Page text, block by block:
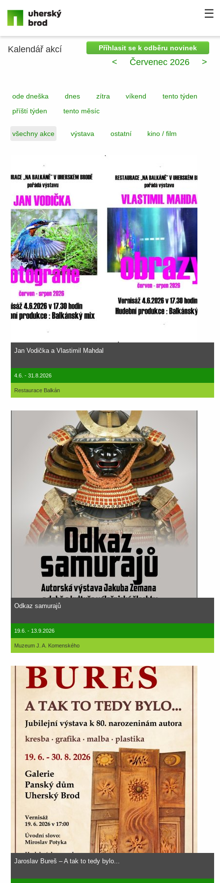
☰
Kalendář akcí Příhlasit se k odběru novinek
< Červenec 2026 >
ode dneška dnes zítra víkend
tento týden
příští týden
tento měsíc
všechny akce výstava ostatní kino / film
Jan Vodička a Vlastimil Mahdal
4.6. - 31.8.2026
Restaurace Balkán
Odkaz samurajů
19.6. - 13.9.2026
Muzeum J. A. Komenského
Jaroslav Bureš – A tak to tedy bylo...